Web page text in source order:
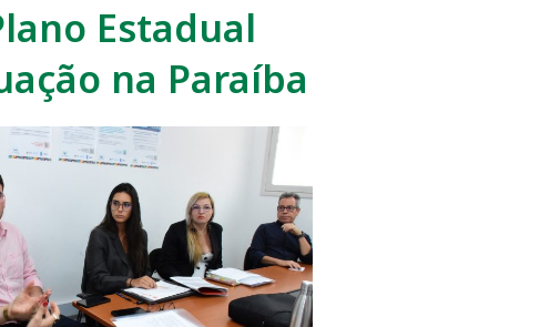
Estadual
na Paraíba